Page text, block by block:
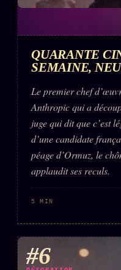
QUARANTE
SEMAINE,
Le premier chef
Anthropic qui a
juge qui dit que c’est
d’une candidate
péage d’Ormuz, le
applaudit ses reculs.
5 MIN
#6